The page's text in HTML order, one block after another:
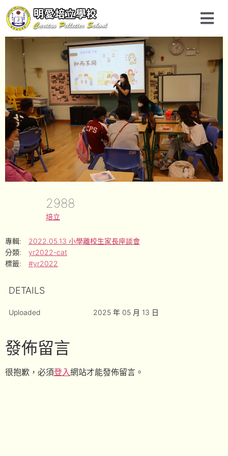
2988
培立
專輯:
2022.05.13 小學離校生家長座談會
分類:
yr2022-cat
標籤:
#yr2022
DETAILS
Uploaded 2025 年 05 月 13 日
發佈留言
很抱歉，必須登入網站才能發佈留言。